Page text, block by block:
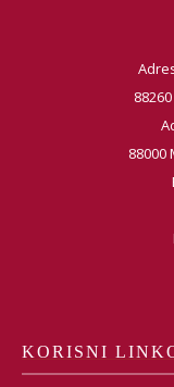
88000
KORISNI